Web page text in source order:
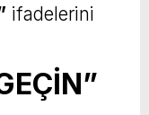
ifadelerini